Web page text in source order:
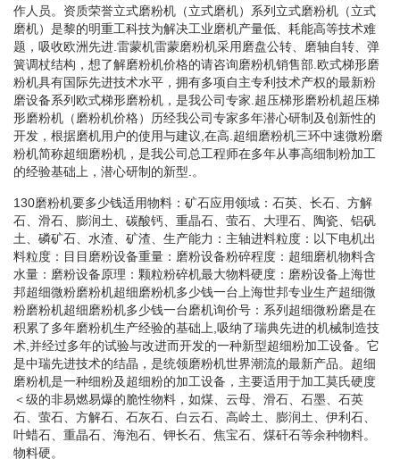
作人员。资质荣誉立式磨粉机（立式磨机）系列立式磨粉机（立式
磨机）是黎的明重工科技为解决工业磨机产量低、耗能高等技术难
题，吸收欧洲先进.雷蒙机雷蒙磨粉机采用磨盘公转、磨轴自转、弹
簧调杖结构，想了解磨粉机价格的请咨询磨粉机销售部.欧式梯形磨
粉机具有国际先进技术水平，拥有多项自主专利技术产权的最新粉
磨设备系列欧式梯形磨粉机，是我公司专家.超压梯形磨粉机超压梯
形磨粉机（磨粉机价格）历经我公司专家多年潜心研制及创新性的
开发，根据磨机用户的使用与建议,在高.超细磨粉机三环中速微粉磨
粉机简称超细磨粉机，是我公司总工程师在多年从事高细制粉加工
的经验基础上，潜心研制的新型.。
130磨粉机要多少钱适用物料：矿石应用领域：石英、长石、方解
石、滑石、膨润土、碳酸钙、重晶石、萤石、大理石、陶瓷、铝矾
土、磷矿石、水渣、矿渣、生产能力：主轴进料粒度：以下电机出
料粒度：目目磨粉设备重量：磨粉设备粉碎程度：超细磨机物料含
水量：磨粉设备原理：颗粒粉碎机最大物料硬度：磨粉设备上海世
邦超细微粉磨粉机超细磨粉机多少钱一台上海世邦专业生产超细微
粉磨粉机超细磨粉机多少钱一台磨机询价号：系列超细微粉磨是在
积累了多年磨粉机生产经验的基础上,吸纳了瑞典先进的机械制造技
术,并经过多年的试验与改进而开发的一种新型超细粉加工设备。它
是中瑞先进技术的结晶，是统领磨粉机世界潮流的最新产品。超细
磨粉机是一种细粉及超细粉的加工设备，主要适用于加工莫氏硬度
＜级的非易燃易爆的脆性物料，如煤、云母、滑石、石墨、石英
石、萤石、方解石、石灰石、白云石、高岭土、膨润土、伊利石、
叶蜡石、重晶石、海泡石、钾长石、焦宝石、煤矸石等余种物料。
物料硬。